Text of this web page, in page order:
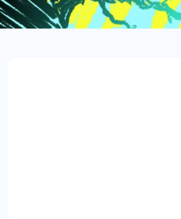
Black cafeーゲーム動
コーヒーを飲みながら